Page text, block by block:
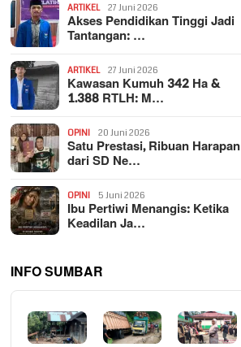
ARTIKEL 27 Juni 2026
Akses Pendidikan Tinggi Jadi
Tantangan: …
ARTIKEL 27 Juni 2026
Kawasan Kumuh 342 Ha &
1.388 RTLH: M…
OPINI 20 Juni 2026
Satu Prestasi, Ribuan Harapan
dari SD Ne…
OPINI 5 Juni 2026
Ibu Pertiwi Menangis: Ketika
Keadilan Ja…
INFO SUMBAR